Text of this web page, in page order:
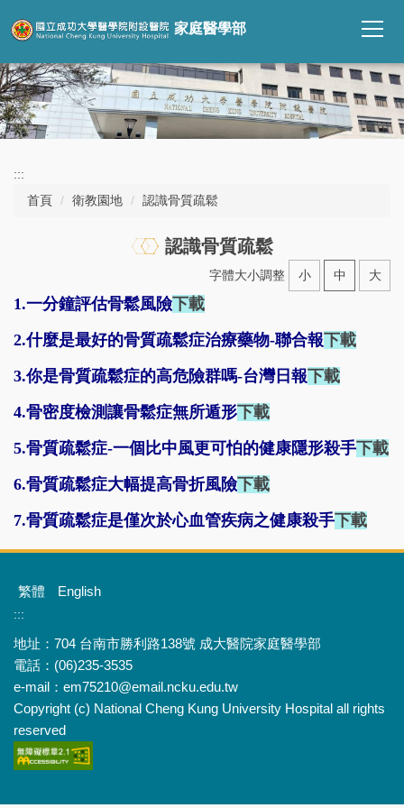
到
要
內
容
區
家庭醫學部
:::
首頁
衛教園地 認識骨質疏鬆
認識骨質疏鬆
字體大小調整 小 中 大
1.一分鐘評估骨鬆風險下載
2.什麼是最好的骨質疏鬆症治療藥物-聯合報下載
3.你是骨質疏鬆症的高危險群嗎-台灣日報下載
4.骨密度檢測讓骨鬆症無所遁形下載
5.骨質疏鬆症-一個比中風更可怕的健康隱形殺手下載
6.骨質疏鬆症大幅提高骨折風險下載
7.骨質疏鬆症是僅次於心血管疾病之健康殺手下載
繁體 English
:::
地址：704 台南市勝利路138號 成大醫院家庭醫學部
電話：(06)235-3535
e-mail：em75210@email.ncku.edu.tw
Copyright (c) National Cheng Kung University Hospital all rights
reserved